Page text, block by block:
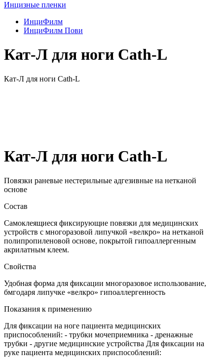
Инцизные пленки
ИнциФилм
ИнциФилм Пови
Кат-Л для ноги Cath-L
Кат-Л для ноги Cath-L
Кат-Л для ноги Cath-L
Повязки раневые нестерильные адгезивные на нетканой
основе
Состав
Самоклеящиеся фиксирующие повязки для медицинских
устройств с многоразовой липучкой «велкро» на нетканой
полипропиленовой основе, покрытой гипоаллергенным
акрилатным клеем.
Свойства
Удобная форма для фиксации многоразовое использование,
бмгодаря липучке «велкро» гипоаллергенность
Показания к применению
Для фиксации на ноге пациента медицинских
приспособлений: - трубки мочеприемника - дренажные
трубки - другие медицинские устройства Для фиксации на
руке пациента медицинских приспособлений: